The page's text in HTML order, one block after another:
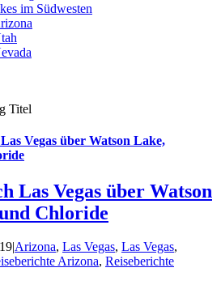
im Südwesten
Vegas über Watson Lake,
Las Vegas über Watson
Chloride
|Arizona, Las Vegas, Las Vegas,
Arizona, Reiseberichte